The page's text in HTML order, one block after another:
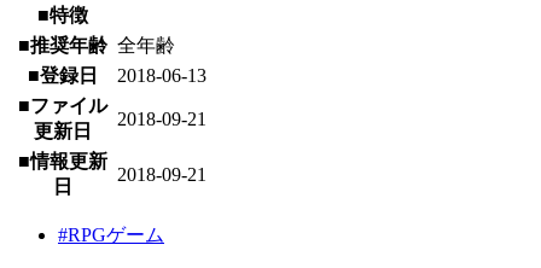
■特徴
■推奨年齢 全年齢
■登録日
2018-06-13
■ファイル
更新日
2018-09-21
■情報更新
日
2018-09-21
#RPGゲーム